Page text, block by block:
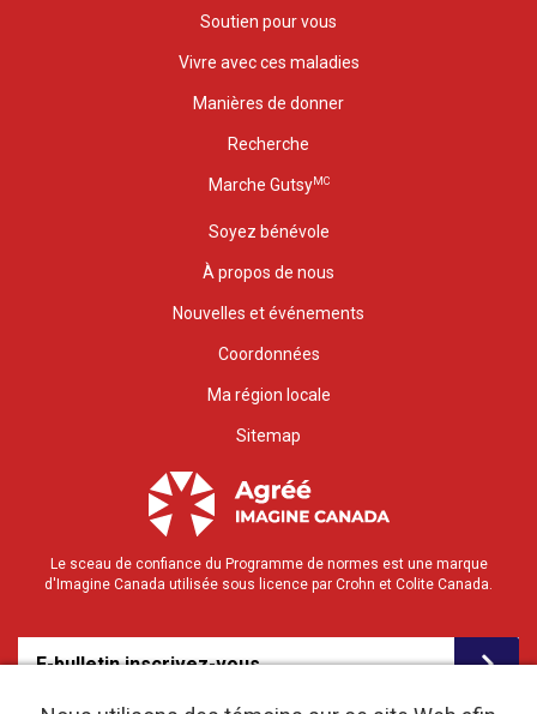
Soutien pour vous
Vivre avec ces maladies
Manières de donner
Recherche
Marche GutsyMC
Soyez bénévole
À propos de nous
Nouvelles et événements
Coordonnées
Ma région locale
Sitemap
Le sceau de confiance du Programme de normes est une marque
d'Imagine Canada utilisée sous licence par Crohn et Colite Canada.
E-bulletin inscrivez-vous